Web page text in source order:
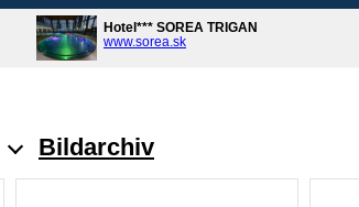
Hotel*** SOREA TRIGAN
www.sorea.sk
Bildarchiv